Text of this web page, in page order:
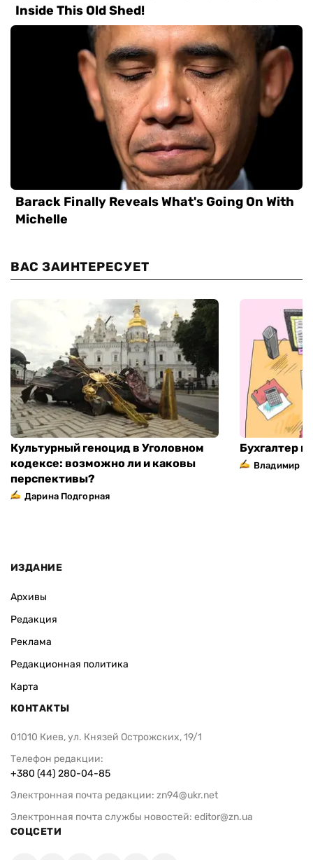
ВАС ЗАИНТЕРЕСУЕТ
Культурный геноцид в Уголовном
кодексе: возможно ли и каковы
перспективы?
Дарина Подгорная
Бухгалтер
Владимир
ИЗДАНИЕ
Архивы
Редакция
Реклама
Редакционная политика
Карта
КОНТАКТЫ
01010 Киев, ул. Князей Острожских, 19/1
Телефон редакции:
+380 (44) 280-04-85
Электронная почта редакции: zn94@ukr.net
Электронная почта службы новостей: editor@zn.ua
СОЦСЕТИ